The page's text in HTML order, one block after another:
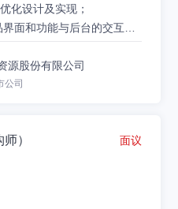
品经验或相关实施经验优
任心，善于沟通，善于学
型、流程图、线框图等，清
化设计及实现；
面和功能与后台的交互；
改善用户体验；
架结构，并撰写相应的技
验，有团队或独自开发项
开发，并具备框架设计经
源股份有限公司
公司
） 面议